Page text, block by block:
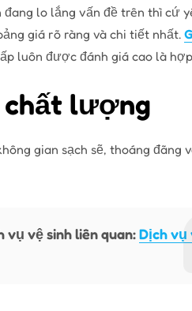
đang lo lắng vấn đề trên thì cứ
giá rõ ràng và chi tiết nhất.
luôn được đánh giá cao là
chất lượng
gian sạch sẽ, thoáng
vụ vệ sinh liên quan:Dịch vụ